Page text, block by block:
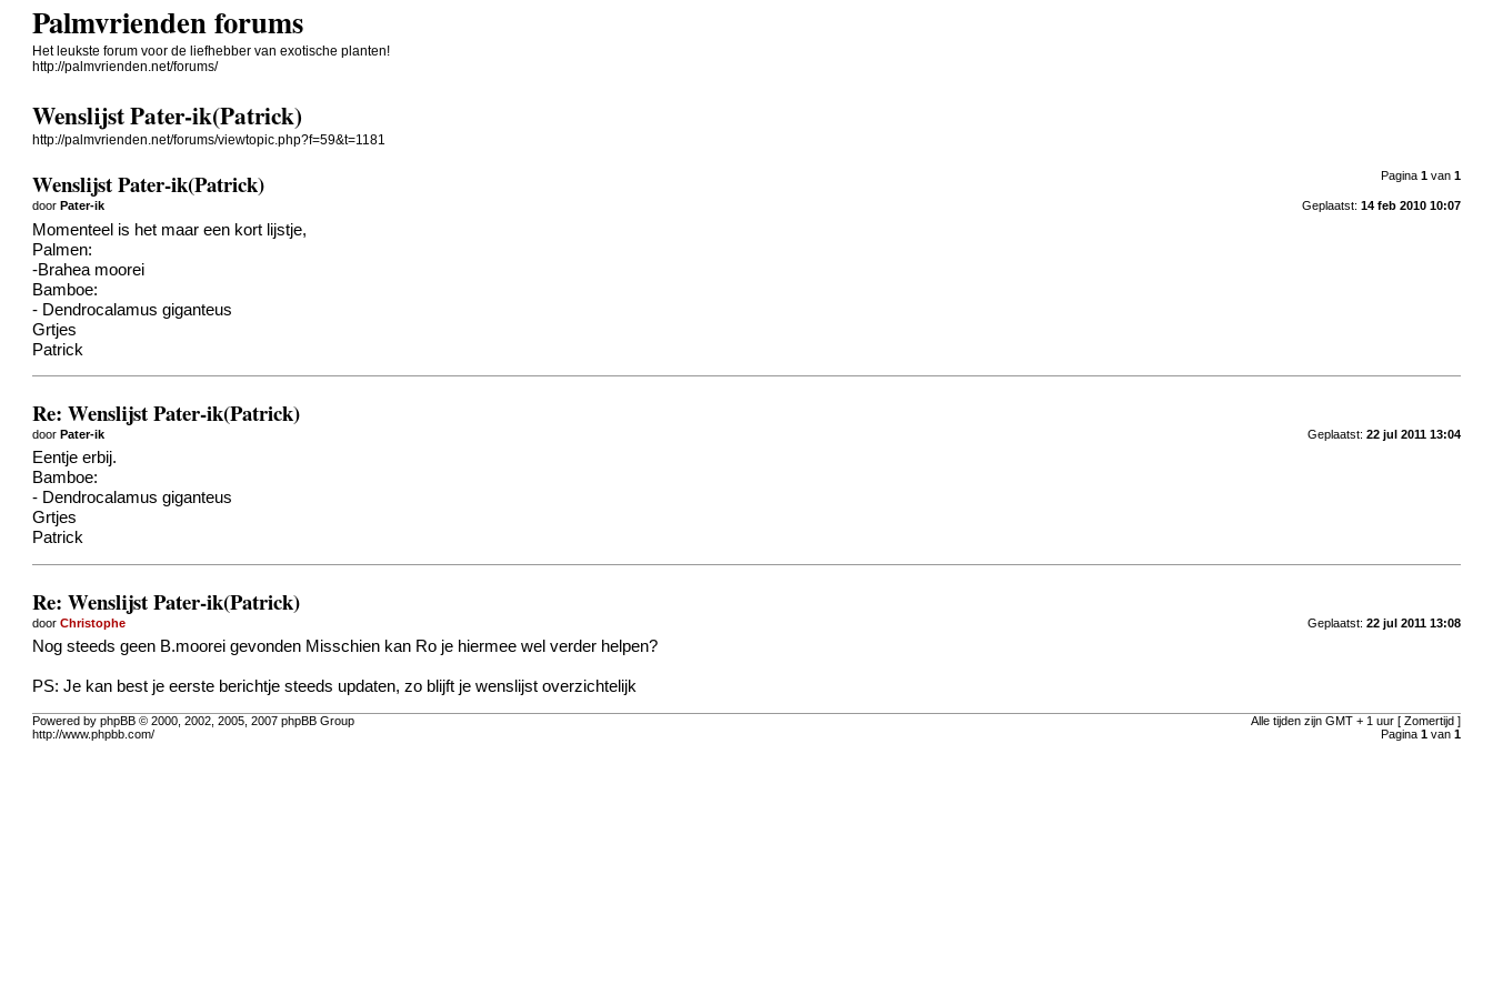
Palmvrienden forums
Het leukste forum voor de liefhebber van exotische planten!
http://palmvrienden.net/forums/
Wenslijst Pater-ik(Patrick)
http://palmvrienden.net/forums/viewtopic.php?f=59&t=1181
Pagina 1van 1
Wenslijst Pater-ik(Patrick)
Geplaatst: 14 feb 2010 10:07
doorPater-ik
Momenteel is het maar een kort lijstje,
Palmen:
-Brahea moorei
Bamboe:
- Dendrocalamus giganteus
Grtjes
Patrick
Re: Wenslijst Pater-ik(Patrick)
Geplaatst: 22 jul 2011 13:04
doorPater-ik
Eentje erbij.
Bamboe:
- Dendrocalamus giganteus
Grtjes
Patrick
Re: Wenslijst Pater-ik(Patrick)
Geplaatst: 22 jul 2011 13:08
doorChristophe
Nog steeds geen B.moorei gevonden Misschien kan Ro je hiermee wel verder helpen?
PS: Je kan best je eerste berichtje steeds updaten, zo blijft je wenslijst overzichtelijk
Alle tijden zijn GMT + 1 uur [ Zomertijd ]
Pagina 1van 1
Powered by phpBB © 2000, 2002, 2005, 2007 phpBB Group
http://www.phpbb.com/